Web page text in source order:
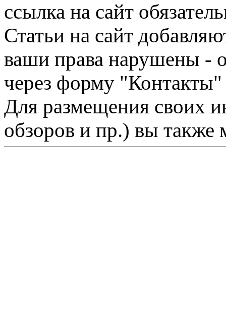
ссылка на сайт
Статьи на сайт
ваши права нарушены -
через форму "Контакты"
Для размещения своих
обзоров и пр.) вы также